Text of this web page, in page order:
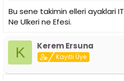
Bu sene takimin elleri ayaklari
Ne Ulkeri ne Efesi.
K Kerem Ersuna
Kayıtlı Üye